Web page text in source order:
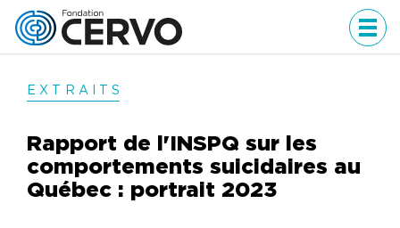
EXTRAITS
Rapport de l'INSPQ sur les
comportements suicidaires au
Québec : portrait 2023